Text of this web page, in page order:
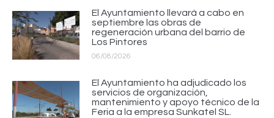
El Ayuntamiento llevará a cabo en
septiembre las obras de
regeneración urbana del barrio de
Los Pintores
06/08/2026
El Ayuntamiento ha adjudicado los
servicios de organización,
mantenimiento y apoyo técnico de la
Feria a la empresa Sunkatel SL.